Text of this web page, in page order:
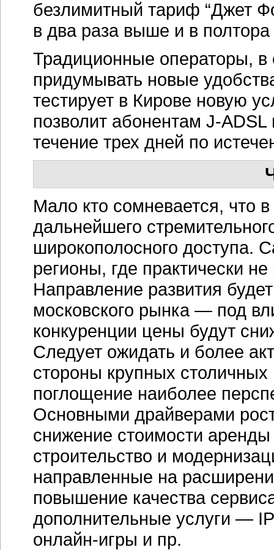
безлимитный тариф “Джет
в два раза выше и в
Традиционные операторы,
придумывать новые
тестирует в Кирове новую
позволит абонентам J-ADSL
течение трех дней по
Мало кто сомневается, что
дальнейшего
широкополосного доступа.
регионы, где практически
Направление развития
московского рынка — под
конкуренции цены будут
Следует ожидать и более
стороны крупных столичных
поглощение наиболее
Основными драйверами
снижение стоимости
строительство и
направленные на
повышение качества
дополнительные услуги —
онлайн-игры и пр.